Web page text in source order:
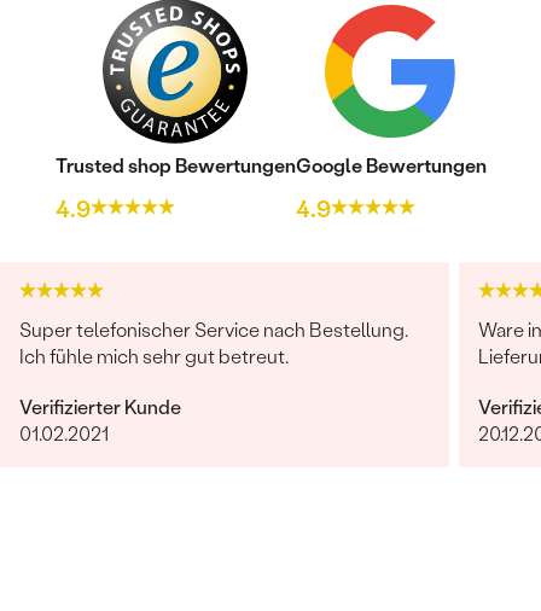
Trusted shop Bewertungen
4.9
Google Bewertungen
4.9
Super telefonischer Service nach Bestellung.
Ich fühle mich sehr gut betreut.
Verifizierter Kunde
01.02.2021
Ware